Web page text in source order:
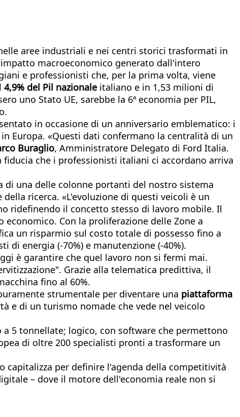
aree industriali e nei centri storici trasformati in
macroeconomico generato dall'intero
e professionisti che, per la prima volta, viene
4,9% del Pil nazionale italiano e in 1,53 milioni di
uno Stato UE, sarebbe la 6ª economia per PIL,
in occasione di un anniversario emblematico: i
Europa. «Questi dati confermano la centralità di un
Buraglio, Amministratore Delegato di Ford Italia.
che i professionisti italiani ci accordano arriva
di una delle colonne portanti del nostro sistema
ricerca. «L'evoluzione di questi veicoli è un
ridefinendo il concetto stesso di lavoro mobile. Il
Con la proliferazione delle Zone a
un risparmio sul costo totale di possesso fino a
di energia (-70%) e manutenzione (-40%).
è garantire che quel lavoro non si fermi mai.
Grazie alla telematica predittiva, il
fino al 60%.
strumentale per diventare una piattaforma
e di un turismo nomade che vede nel veicolo
5 tonnellate; logico, con software che permettono
di oltre 200 specialisti pronti a trasformare un
capitalizza per definire l'agenda della competitività
– dove il motore dell'economia reale non si